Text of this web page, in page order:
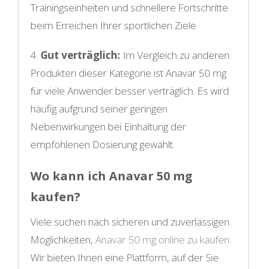
Trainingseinheiten und schnellere Fortschritte
beim Erreichen Ihrer sportlichen Ziele.
4. Gut verträglich: Im Vergleich zu anderen
Produkten dieser Kategorie ist Anavar 50 mg
für viele Anwender besser verträglich. Es wird
häufig aufgrund seiner geringen
Nebenwirkungen bei Einhaltung der
empfohlenen Dosierung gewählt.
Wo kann ich Anavar 50 mg
kaufen?
Viele suchen nach sicheren und zuverlässigen
Möglichkeiten, Anavar 50 mg online zu kaufen.
Wir bieten Ihnen eine Plattform, auf der Sie